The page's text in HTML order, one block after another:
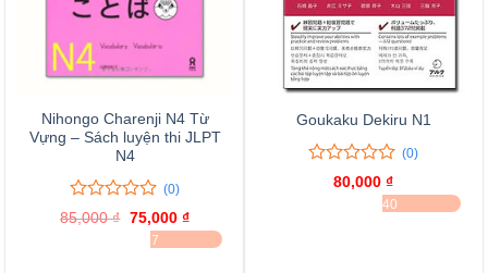
Nihongo Charenji N4 Từ
Vựng – Sách luyện thi JLPT
N4
0
trên
0
(0)
85,000₫ Giá
gốc
75,000 ₫Giá
hiện
tại
ĐÃ BÁN 37
Goukaku Dekiru N1
(0)
80,000 ₫
ĐÃ BÁN 40